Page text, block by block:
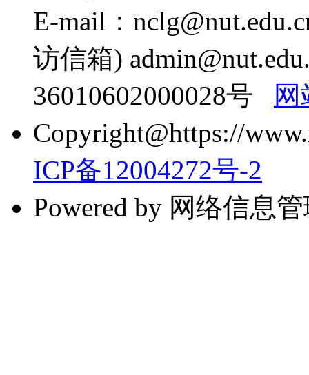
E-mail：
访信箱)
36010602000028号
Copyright@https://
ICP备12004272号-2
Powered by 网络信息